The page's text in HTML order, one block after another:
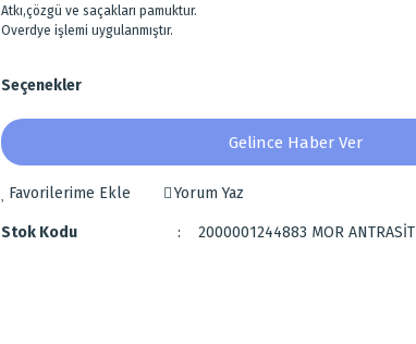
Atkı,çözgü ve saçakları pamuktur.
Overdye işlemi uygulanmıştır.
Seçenekler
Gelince Haber Ver
Yorum Yaz
Stok Kodu 2000001244883 MOR ANTRASİT